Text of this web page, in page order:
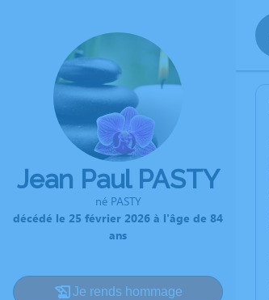
Jean Paul PASTY
né PASTY
décédé le 25 février 2026 à l'âge de 84
ans
Je rends hommage